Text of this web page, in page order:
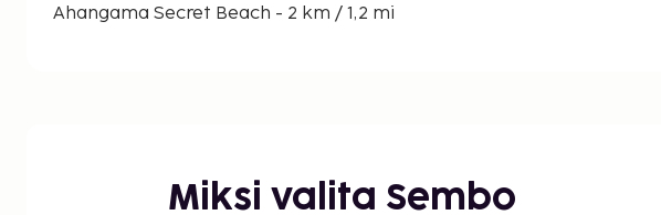
Ahangama Secret Beach - 2 km / 1,2 mi
Kathaluwan vanha temppeli - 6,9 km / 4,3 mi
Miksi valita Sembo